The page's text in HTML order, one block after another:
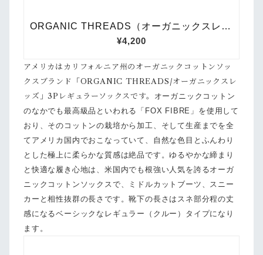
アメリカはカリフォルニア州のオーガニックコットンソッ
クスブランド「ORGANIC THREADS/オーガニックスレ
ッズ」3Pレギュラーソックスです。
オーガニックコットン
のなかでも最高級品といわれる「FOX FIBRE」を使用して
おり、そのコットンの栽培から加工、そして生産までを全
てアメリカ国内でおこなっていて、自然な色目とふんわり
とした極上に柔らかな質感は絶品です。ゆるやかな締まり
と快適な履き心地は、米国内でも根強い人気を誇るオーガ
ニックコットンソックスで、ミドルカットブーツ、スニー
カーと相性抜群の長さです。靴下の長さはスネ部分程の丈
感になるベーシックなレギュラー（クルー）タイプになり
ます。